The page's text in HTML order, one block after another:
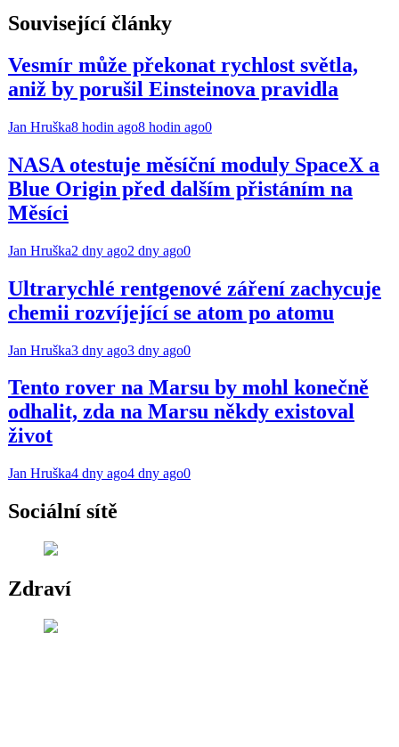
Související články
Vesmír může překonat rychlost světla,
aniž by porušil Einsteinova pravidla
Jan Hruška8 hodin ago8 hodin ago0
NASA otestuje měsíční moduly SpaceX a
Blue Origin před dalším přistáním na
Měsíci
Jan Hruška2 dny ago2 dny ago0
Ultrarychlé rentgenové záření zachycuje
chemii rozvíjející se atom po atomu
Jan Hruška3 dny ago3 dny ago0
Tento rover na Marsu by mohl konečně
odhalit, zda na Marsu někdy existoval
život
Jan Hruška4 dny ago4 dny ago0
Sociální sítě
Zdraví